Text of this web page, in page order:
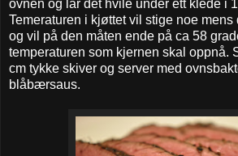
ovnen og lar det hvile under ett klede i
Temeraturen i kjøttet vil stige noe
og vil på den måten ende på ca 58
temperaturen som kjernen skal oppnå.
cm tykke skiver og server med
blåbærsaus.